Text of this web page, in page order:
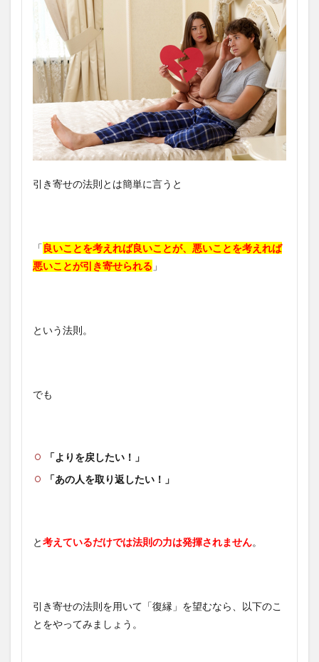
引き寄せの法則とは簡単に言うと
「良いことを考えれば良いことが、悪いことを考えれば
悪いことが引き寄せられる 」
という法則。
でも
「よりを戻したい！」
「あの人を取り返したい！」
と考えているだけでは法則の力は発揮されません。
引き寄せの法則を用いて「復縁」を望むなら、以下のこ
とをやってみましょう。